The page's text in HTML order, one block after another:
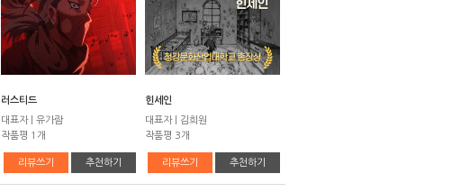
러스티드
대표자 | 유가람
작품평 1개
리뷰쓰기 추천하기
힌세인
대표자 | 김희원
작품평 3개
리뷰쓰기 추천하기